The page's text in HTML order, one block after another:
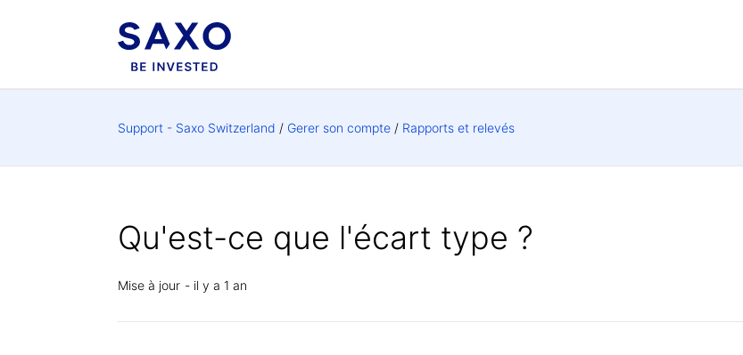
Support - Saxo Switzerland Gerer son compte Rapports et relevés
Qu'est-ce que l'écart type ?
Mise à jour il y a 1 an